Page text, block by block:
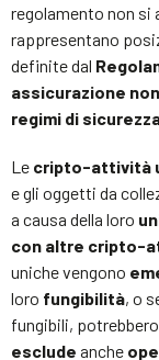
regolamento non si
rappresentano
definite dal
assicurazione
regimi di
Le cripto-attività
e gli oggetti da
a causa della loro
con altre cripto-
uniche vengono
loro fungibilità, o
fungibili, potrebbero
esclude anche